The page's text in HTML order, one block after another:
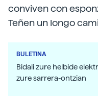
conviven con
Teñen un longo
BULETINA
Bidali zure helbide
zure sarrera-ontzian